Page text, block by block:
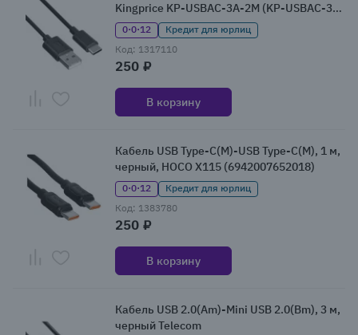
Kingprice KP-USBAC-3A-2M (KP-USBAC-3A-
2M)
0·0·12
Кредит для юрлиц
Код: 1317110
250 ₽
В корзину
Кабель USB Type-C(M)-USB Type-C(M), 1 м,
черный, HOCO X115 (6942007652018)
0·0·12
Кредит для юрлиц
Код: 1383780
250 ₽
В корзину
Кабель USB 2.0(Am)-Mini USB 2.0(Bm), 3 м,
черный Telecom